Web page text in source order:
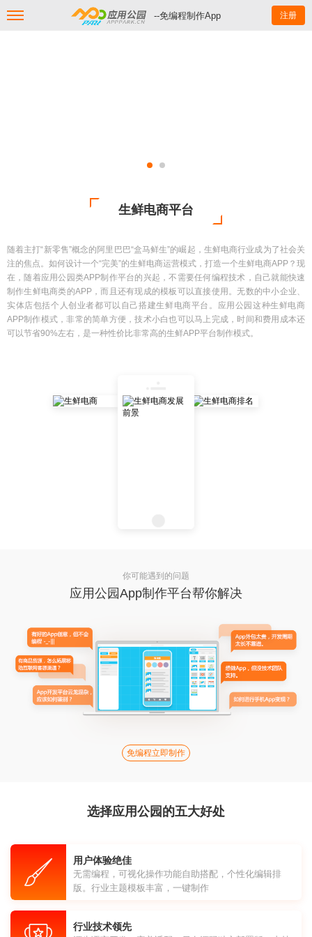
--免编程制作App 注册
生鲜电商平台
随着主打“新零售”概念的阿里巴巴“盒马鲜生”的崛起，生鲜电商行业成为了社会关
注的焦点。如何设计一个“完美”的生鲜电商运营模式，打造一个生鲜电商APP？现
在，随着应用公园类APP制作平台的兴起，不需要任何编程技术，自己就能快速
制作生鲜电商类的APP，而且还有现成的模板可以直接使用。无数的中小企业、
实体店包括个人创业者都可以自己搭建生鲜电商平台。应用公园这种生鲜电商
APP制作模式，非常的简单方便，技术小白也可以马上完成，时间和费用成本还
可以节省90%左右，是一种性价比非常高的生鲜APP平台制作模式。
你可能遇到的问题
应用公园App制作平台帮你解决
免编程立即制作
选择应用公园的五大好处
用户体验绝佳
无需编程，可视化操作功能自助搭配，个性化编辑排
版。行业主题模板丰富，一键制作
行业技术领先